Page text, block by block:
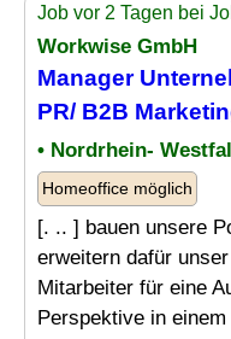
Job vor 2 Tagen bei
Workwise GmbH
Manager
PR/ B2B
• Nordrhein-
Homeoffice möglich
[. .. ] bauen unsere
erweitern dafür
Mitarbeiter für eine
Perspektive in